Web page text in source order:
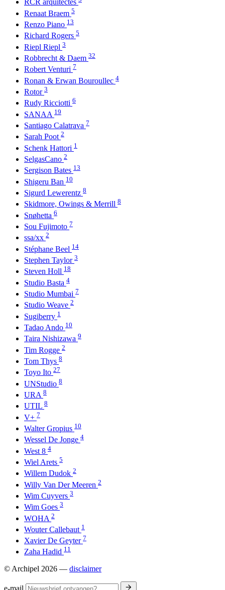
RCR arquitectes
Renaat Braem 5
Renzo Piano 13
Richard Rogers 5
Riepl Riepl 3
Robbrecht & Daem 32
Robert Venturi 7
Ronan & Erwan Bouroullec 4
Rotor 3
Rudy Ricciotti 6
SANAA 19
Santiago Calatrava 7
Sarah Poot 2
Schenk Hattori 1
SelgasCano 2
Sergison Bates 13
Shigeru Ban 10
Sigurd Lewerentz 8
Skidmore, Owings & Merrill 8
Snøhetta 6
Sou Fujimoto 7
ssa/xx 2
Stéphane Beel 14
Stephen Taylor 3
Steven Holl 18
Studio Basta 4
Studio Mumbai 7
Studio Weave 2
Sugiberry 1
Tadao Ando 10
Taira Nishizawa 9
Tim Rogge 2
Tom Thys 8
Toyo Ito 27
UNStudio 8
URA 8
UTIL 8
V+ 7
Walter Gropius 10
Wessel De Jonge 4
West 8 4
Wiel Arets 5
Willem Dudok 2
Willy Van Der Meeren 2
Wim Cuyvers 3
Wim Goes 3
WOHA 2
Wouter Callebaut 1
Xavier De Geyter 7
Zaha Hadid 11
© Archipel 2026 — disclaimer